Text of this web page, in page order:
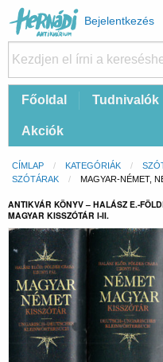
Felhasználói
fiók
menüje
Bejelentkezés
FőFőoldal Tudnivalók
Akciók
Morzsa
CÍMLAP KATEGÓRIÁK
SZÓTÁRAK
CURRENT:
MAGYAR-NÉMET,
ANTIKVÁR KÖNYV – HALÁSZ E.-
MAGYAR KISSZÓTÁR I-II.